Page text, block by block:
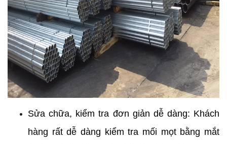
Sửa chữa, kiểm tra đơn giản dễ dàng: Khách
hàng rất dễ dàng kiểm tra mối mọt bằng mắt